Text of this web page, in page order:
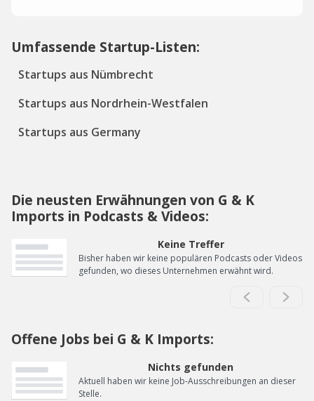
Umfassende Startup-Listen:
Startups aus Nümbrecht
Startups aus Nordrhein-Westfalen
Startups aus Germany
Die neusten Erwähnungen von G & K
Imports in Podcasts & Videos:
Keine Treffer
Bisher haben wir keine populären Podcasts oder Videos
gefunden, wo dieses Unternehmen erwähnt wird.
Offene Jobs bei G & K Imports:
Nichts gefunden
Aktuell haben wir keine Job-Ausschreibungen an dieser
Stelle.